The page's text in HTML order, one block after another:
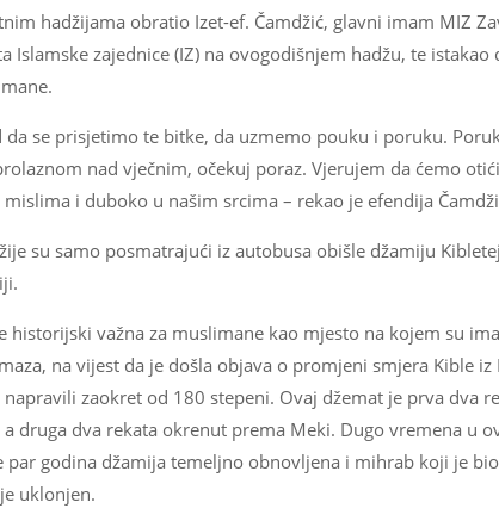
hadžijama obratio Izet-ef. Čamdžić, glavni imam MIZ
Islamske zajednice (IZ) na ovogodišnjem hadžu, te
da se prisjetimo te bitke, da uzmemo pouku i poruku.
nad vječnim, očekuj poraz. Vjerujem da ćemo
i duboko u našim srcima – rekao je efendija
su samo posmatrajući iz autobusa obišle džamiju
historijski važna za muslimane kao mjesto na kojem su
na vijest da je došla objava o promjeni smjera Kible iz
zaokret od 180 stepeni. Ovaj džemat je prva dva
a druga dva rekata okrenut prema Meki. Dugo vremena u
par godina džamija temeljno obnovljena i mihrab koji je
uklonjen.